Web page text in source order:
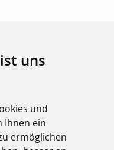
uns
und
Ihnen ein
ermöglichen